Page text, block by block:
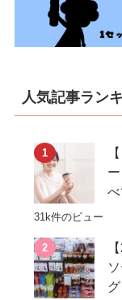
人気記事ラン
31k件のビュー